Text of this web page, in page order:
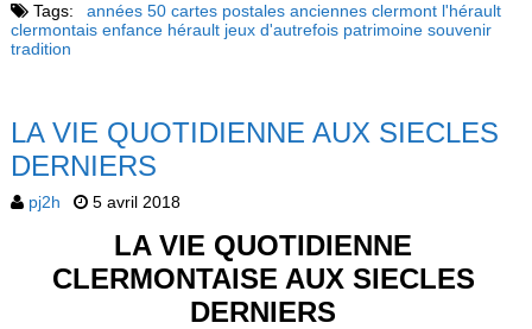
Tags:
années 50 cartes postales anciennes clermont l'hérault
clermontais enfance hérault jeux d'autrefois patrimoine souvenir
tradition
LA VIE QUOTIDIENNE AUX SIECLES
DERNIERS
pj2h 5 avril 2018
LA VIE QUOTIDIENNE
CLERMONTAISE AUX SIECLES
DERNIERS